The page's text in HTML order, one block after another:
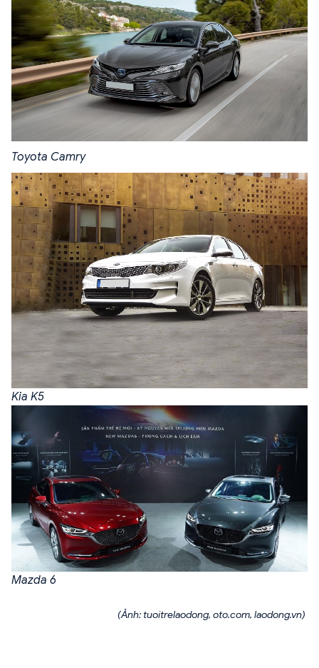
Toyota Camry
Kia K5
Mazda 6
(Ảnh: tuoitrelaodong, oto.com, laodong.vn)